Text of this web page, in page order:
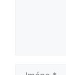
Jméno